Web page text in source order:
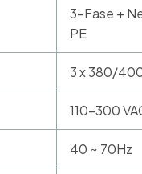
3-Fase +
PE
3 x 380/
110-300
40 ~ 70Hz